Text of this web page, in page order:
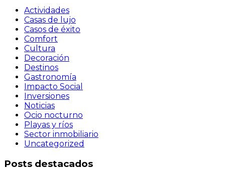
Actividades
Casas de lujo
Casos de éxito
Comfort
Cultura
Decoración
Destinos
Gastronomía
Impacto Social
Inversiones
Noticias
Ocio nocturno
Playas y ríos
Sector inmobiliario
Uncategorized
Posts destacados